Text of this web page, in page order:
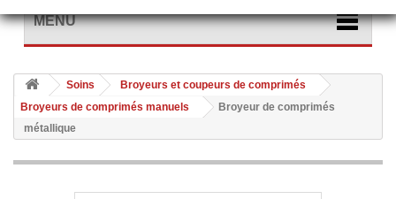
MENU
Soins
Broyeurs et coupeurs de comprimés
Broyeurs de comprimés manuels
Broyeur de comprimés
métallique